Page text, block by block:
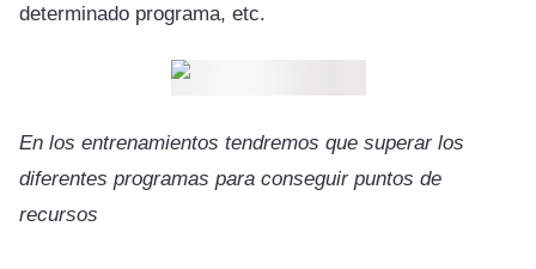
determinado programa, etc.
En los entrenamientos tendremos que superar los
diferentes programas para conseguir puntos de
recursos